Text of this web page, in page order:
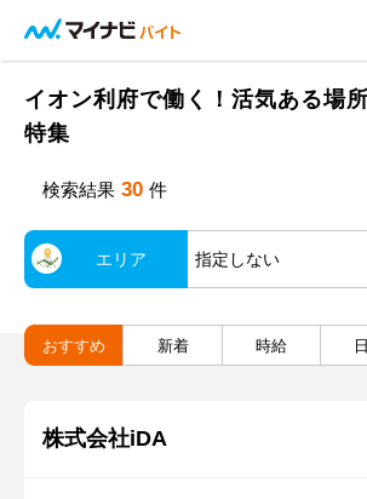
イオン利府で働く！活気ある場
特集
検索結果 30 件
エリア 指定しない
おすすめ 新着 時給
株式会社iDA